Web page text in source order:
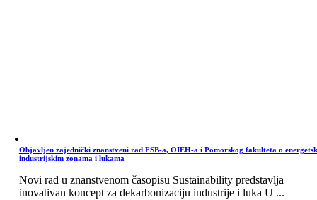
Objavljen zajednički znanstveni rad FSB-a, OIEH-a i Pomorskog fakulteta o
industrijskim zonama i lukama
Novi rad u znanstvenom časopisu Sustainability predstavlja
inovativan koncept za dekarbonizaciju industrije i luka U ...